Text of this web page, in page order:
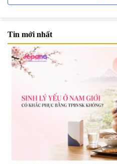
Viên uống bổ não Ribeto Shoji
| 57.920
1.450.000 đ
Tin mới nhất